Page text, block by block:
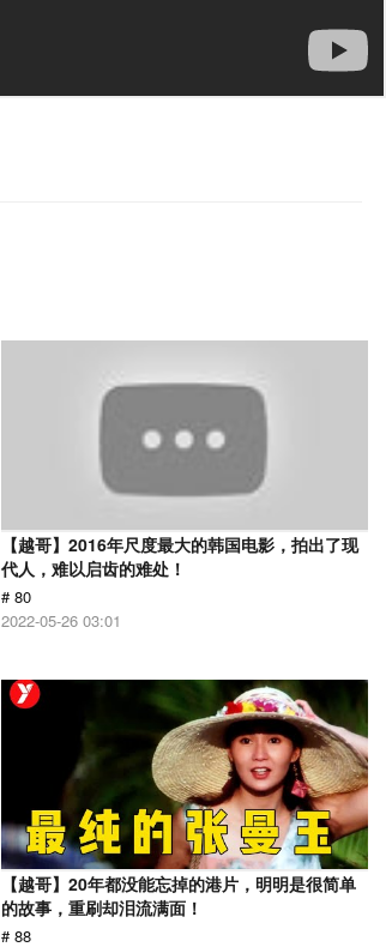
【越哥】2016年尺度最大的韩国电影，拍出了现
代人，难以启齿的难处！
# 80
2022-05-26 03:01
【越哥】20年都没能忘掉的港片，明明是很简单
的故事，重刷却泪流满面！
# 88